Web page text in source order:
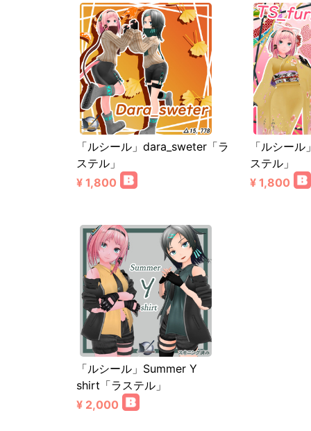
「ルシール」dara_sweter「ラ
ステル」
¥ 1,800
「ルシー
ステル」
¥ 1,800
「ルシール」Summer Y
shirt「ラステル」
¥ 2,000